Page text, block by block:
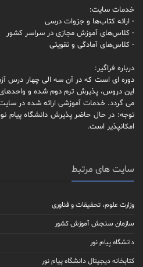
خدمات سایت:
- ارائه کتاب‌ها و جزوات درسی
- کلاس‌های آموزش مجازی در سراسر کشور
- کلاس‌های آمادگی و تقویتی
درباره فراگیر:
دوره ای است که در آن سه الی چهار درس
می گردد. خدمات آموزشی ارائه شده در سایت
توجه: در حال حاضر پذیرش دانشگاه پیام
امکانپذیر است.
سایت های مرتبط
وزارت علوم، تحقیقات و فناوری
سازمان سنجش آموزش کشور
دانشگاه پیام نور
کتابخانه دیجیتال دانشگاه پیام نور